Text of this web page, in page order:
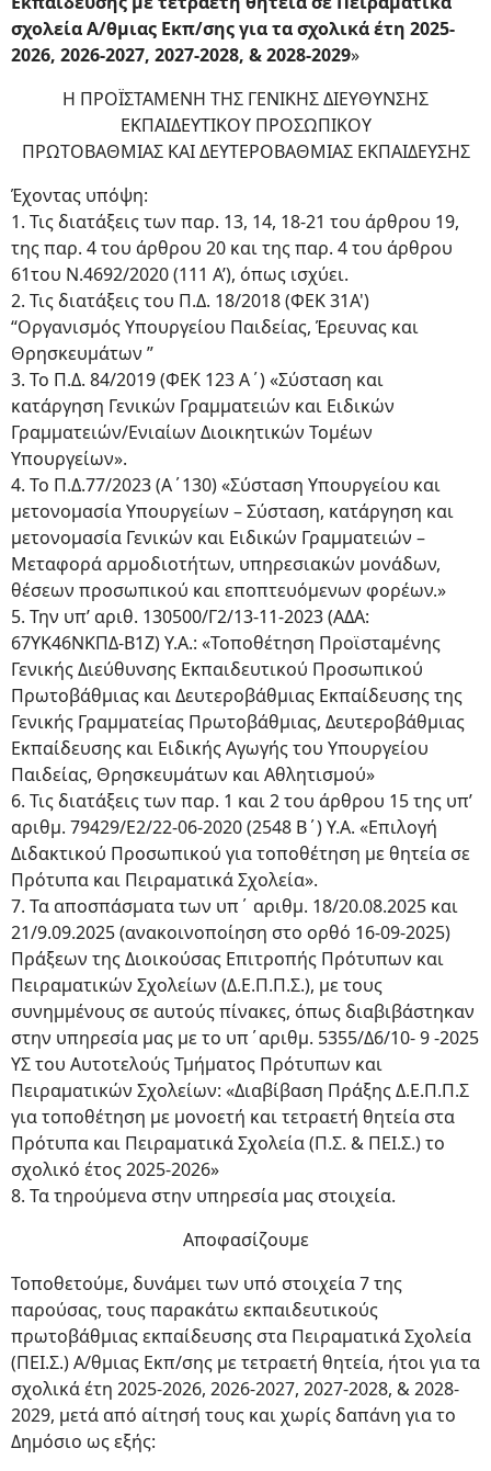
σχολεία Α/θμιας Εκπ/σης για τα σχολικά έτη 2025-
2026, 2026-2027, 2027-2028, & 2028-2029»
Η ΠΡΟΪΣΤΑΜΕΝΗ ΤΗΣ ΓΕΝΙΚΗΣ ΔΙΕΥΘΥΝΣΗΣ
ΕΚΠΑΙΔΕΥΤΙΚΟΥ ΠΡΟΣΩΠΙΚΟΥ
ΠΡΩΤΟΒΑΘΜΙΑΣ ΚΑΙ ΔΕΥΤΕΡΟΒΑΘΜΙΑΣ ΕΚΠΑΙΔΕΥΣΗΣ
Έχοντας υπόψη:
1. Τις διατάξεις των παρ. 13, 14, 18-21 του άρθρου 19,
της παρ. 4 του άρθρου 20 και της παρ. 4 του άρθρου
61του Ν.4692/2020 (111 Α’), όπως ισχύει.
2. Τις διατάξεις του Π.Δ. 18/2018 (ΦΕΚ 31Α')
“Οργανισμός Υπουργείου Παιδείας, Έρευνας και
Θρησκευμάτων ”
3. Το Π.Δ. 84/2019 (ΦΕΚ 123 Α΄) «Σύσταση και
κατάργηση Γενικών Γραμματειών και Ειδικών
Γραμματειών/Ενιαίων Διοικητικών Τομέων
Υπουργείων».
4. Το Π.Δ.77/2023 (Α΄130) «Σύσταση Υπουργείου και
μετονομασία Υπουργείων – Σύσταση, κατάργηση και
μετονομασία Γενικών και Ειδικών Γραμματειών –
Μεταφορά αρμοδιοτήτων, υπηρεσιακών μονάδων,
θέσεων προσωπικού και εποπτευόμενων φορέων.»
5. Την υπ’ αριθ. 130500/Γ2/13-11-2023 (ΑΔΑ:
67ΥΚ46ΝΚΠΔ-Β1Ζ) Υ.Α.: «Τοποθέτηση Προϊσταμένης
Γενικής Διεύθυνσης Εκπαιδευτικού Προσωπικού
Πρωτοβάθμιας και Δευτεροβάθμιας Εκπαίδευσης της
Γενικής Γραμματείας Πρωτοβάθμιας, Δευτεροβάθμιας
Εκπαίδευσης και Ειδικής Αγωγής του Υπουργείου
Παιδείας, Θρησκευμάτων και Αθλητισμού»
6. Τις διατάξεις των παρ. 1 και 2 του άρθρου 15 της υπ’
αριθμ. 79429/Ε2/22-06-2020 (2548 Β΄) Υ.Α. «Επιλογή
Διδακτικού Προσωπικού για τοποθέτηση με θητεία σε
Πρότυπα και Πειραματικά Σχολεία».
7. Τα αποσπάσματα των υπ΄ αριθμ. 18/20.08.2025 και
21/9.09.2025 (ανακοινοποίηση στο ορθό 16-09-2025)
Πράξεων της Διοικούσας Επιτροπής Πρότυπων και
Πειραματικών Σχολείων (Δ.Ε.Π.Π.Σ.), με τους
συνημμένους σε αυτούς πίνακες, όπως διαβιβάστηκαν
στην υπηρεσία μας με το υπ΄αριθμ. 5355/Δ6/10- 9 -2025
ΥΣ του Αυτοτελούς Τμήματος Πρότυπων και
Πειραματικών Σχολείων: «Διαβίβαση Πράξης Δ.Ε.Π.Π.Σ
για τοποθέτηση με μονοετή και τετραετή θητεία στα
Πρότυπα και Πειραματικά Σχολεία (Π.Σ. & ΠΕΙ.Σ.) το
σχολικό έτος 2025-2026»
8. Τα τηρούμενα στην υπηρεσία μας στοιχεία.
Αποφασίζουμε
Τοποθετούμε, δυνάμει των υπό στοιχεία 7 της
παρούσας, τους παρακάτω εκπαιδευτικούς
πρωτοβάθμιας εκπαίδευσης στα Πειραματικά Σχολεία
(ΠΕΙ.Σ.) Α/θμιας Εκπ/σης με τετραετή θητεία, ήτοι για τα
σχολικά έτη 2025-2026, 2026-2027, 2027-2028, & 2028-
2029, μετά από αίτησή τους και χωρίς δαπάνη για το
Δημόσιο ως εξής: